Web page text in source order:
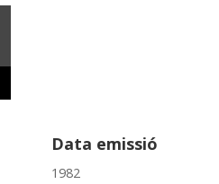
Data emissió
1982